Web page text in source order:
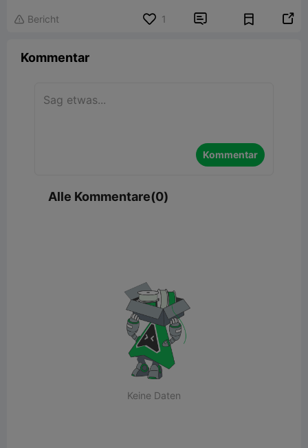
 Bericht 1  
Kommentar
Kommentar
Alle Kommentare(0)
Keine Daten